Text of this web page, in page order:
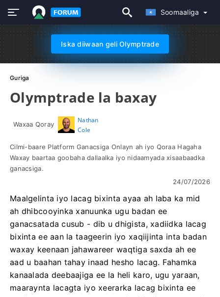
Soomaaliga
Iska diiwaan geli Olymptrade
Guriga
Olymptrade la baxay
Waxaa Qoray
Nathan
Cole
Cilmi-baare Platform Ganacsiga Onlayn ah iyo Qoraa Hagaha
Waxay baartaa goobaha dallaalka iyo nidaamyada xisaabaadka
ganacsiga.
24/07/2026
Maalgelinta iyo lacag bixinta ayaa ah laba ka mid
ah dhibcooyinka xanuunka ugu badan ee
ganacsatada cusub - dib u dhigista, xadiidka lacag
bixinta ee aan la taageerin iyo xaqiijinta inta badan
waxay keenaan jahawareer waqtiga saxda ah ee
aad u baahan tahay inaad hesho lacag. Fahamka
kanaalada deebaajiga ee la heli karo, ugu yaraan,
maaraynta lacagta iyo xeerarka lacag bixinta ee